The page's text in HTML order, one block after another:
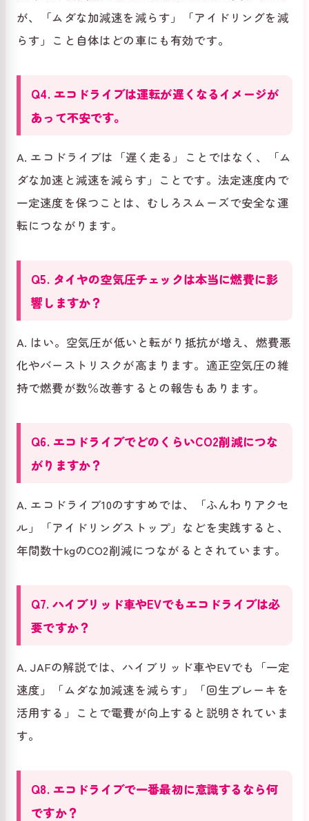
が、「ムダな加減速を減らす」「アイドリングを減
らす」こと自体はどの車にも有効です。
Q4. エコドライブは運転が遅くなるイメージが
あって不安です。
A. エコドライブは「遅く走る」ことではなく、「ム
ダな加速と減速を減らす」ことです。法定速度内で
一定速度を保つことは、むしろスムーズで安全な運
転につながります。
Q5. タイヤの空気圧チェックは本当に燃費に影
響しますか？
A. はい。空気圧が低いと転がり抵抗が増え、燃費悪
化やバーストリスクが高まります。適正空気圧の維
持で燃費が数％改善するとの報告もあります。
Q6. エコドライブでどのくらいCO2削減につな
がりますか？
A. エコドライブ10のすすめでは、「ふんわりアクセ
ル」「アイドリングストップ」などを実践すると、
年間数十kgのCO2削減につながるとされています。
Q7. ハイブリッド車やEVでもエコドライブは必
要ですか？
A. JAFの解説では、ハイブリッド車やEVでも「一定
速度」「ムダな加減速を減らす」「回生ブレーキを
活用する」ことで電費が向上すると説明されていま
す。
Q8. エコドライブで一番最初に意識するなら何
ですか？